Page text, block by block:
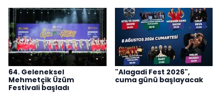
64. Geleneksel
Mehmetçik Üzüm
Festivali başladı
"Alagadi Fest 2026",
cuma günü başlayacak